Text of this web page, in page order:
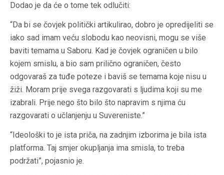
Dodao je da će o tome tek odlučiti:
“Da bi se čovjek politički artikulirao, dobro je opredijeliti se
iako sad imam veću slobodu kao neovisni, mogu se više
baviti temama u Saboru. Kad je čovjek ograničen u bilo
kojem smislu, a bio sam prilično ograničen, često
odgovaraš za tuđe poteze i baviš se temama koje nisu u
žiži. Moram prije svega razgovarati s ljudima koji su me
izabrali. Prije nego što bilo što napravim s njima ću
razgovarati o učlanjenju u Suvereniste.”
“Ideološki to je ista priča, na zadnjim izborima je bila ista
platforma. Taj smjer okupljanja ima smisla, to treba
podržati”, pojasnio je.